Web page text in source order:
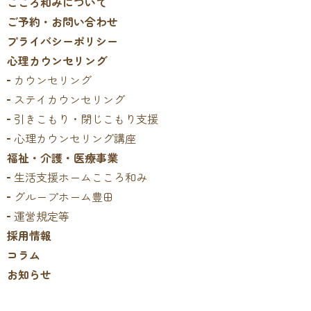
ご予約・お問い合わせ
プライバシーポリシー
心理カウンセリング
カウンセリング
ステイカウンセリング
引きこもり・閉じこもり支援
心理カウンセリング講座
福祉・介護・医療事業
生活支援ホームこころ和み
グループホーム豊田
運営規定等
採用情報
コラム
お知らせ